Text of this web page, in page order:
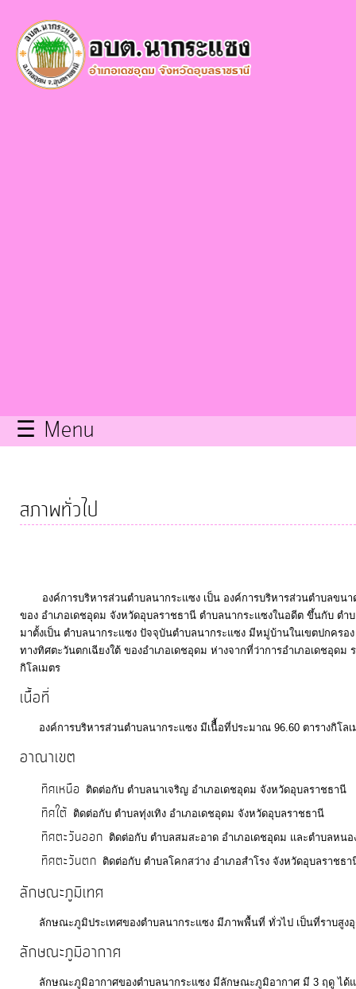
หน้า
หลัก
ITA
Service
Q&A
การ
จัดการ
รู้
การ
ดำเนิน
งาน
บริการ
☰ Menu
สภาพทั่วไป
องค์การบริหารส่วนตำบลนากระแซง เป็น องค์การบริหารส่วนตำบลขนา
ของ อำเภอเดชอุดม จังหวัดอุบลราชธานี ตำบลนากระแซงในอดีต ขึ้นกับ ต
มาตั้งเป็น ตำบลนากระแซง ปัจจุบันตำบลนากระแซง มีหมู่บ้านในเขตปกคร
ทางทิศตะวันตกเฉียงใต้ ของอำเภอเดชอุดม ห่างจากที่ว่าการอำเภอเดชอุด
กิโลเมตร
เนื้อที่
องค์การบริหารส่วนตำบลนากระแซง มีเนืื้อที่ประมาณ 96.60 ตารางกิโล
อาณาเขต
ทิศเหนือ ติดต่อกับ ตำบลนาเจริญ อำเภอเดชอุดม จังหวัดอุบลราชธานี
ทิศใต้ ติดต่อกับ ตำบลทุ่งเทิง อำเภอเดชอุดม จังหวัดอุบลราชธานี
ทิศตะวันออก ติดต่อกับ ตำบลสมสะอาด อำเภอเดชอุดม และตำบลหน
ทิศตะวันตก ติดต่อกับ ตำบลโคกสว่าง อำเภอสำโรง จังหวัดอุบลราชธา
ลักษณะภูมิเทศ
ลักษณะภูมิประเทศของตำบลนากระแซง มีภาพพื้นที่ ทั่วไป เป็นที่ราบสูงอุ
ลักษณะภูมิอากาศ
ลักษณะภูมิอากาศของตำบลนากระแซง มีลักษณะภูมิอากาศ มี 3 ฤดู ได้